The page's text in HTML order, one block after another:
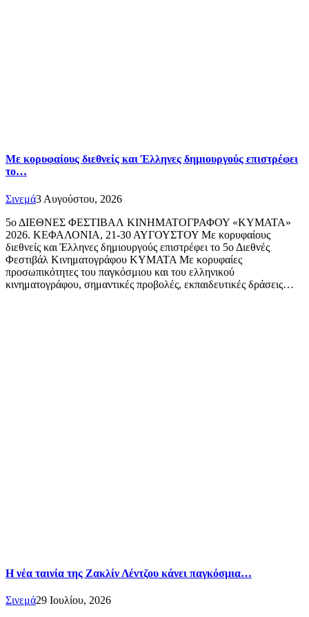
Με κορυφαίους διεθνείς και Έλληνες δημιουργούς επιστρέφει
το…
Σινεμά3 Αυγούστου, 2026
5ο ΔΙΕΘΝΕΣ ΦΕΣΤΙΒΑΛ ΚΙΝΗΜΑΤΟΓΡΑΦΟΥ «ΚΥΜΑΤΑ»
2026. ΚΕΦΑΛΟΝΙΑ, 21-30 ΑΥΓΟΥΣΤΟΥ Με κορυφαίους
διεθνείς και Έλληνες δημιουργούς επιστρέφει το 5ο Διεθνές
Φεστιβάλ Κινηματογράφου ΚΥΜΑΤΑ Με κορυφαίες
προσωπικότητες του παγκόσμιου και του ελληνικού
κινηματογράφου, σημαντικές προβολές, εκπαιδευτικές δράσεις…
Η νέα ταινία της Ζακλίν Λέντζου κάνει παγκόσμια…
Σινεμά29 Ιουλίου, 2026